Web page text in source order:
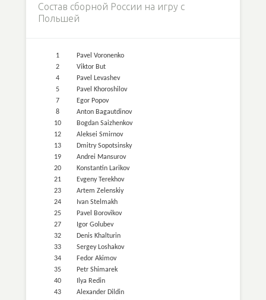
Состав сборной России на игру с
Польшей
1
Pavel Voronenko
2
Viktor But
4
Pavel Levashev
5
Pavel Khoroshilov
7
Egor Popov
8
Anton Bagautdinov
10
Bogdan Saizhenkov
12
Aleksei Smirnov
13
Dmitry Sopotsinsky
19
Andrei Mansurov
20
Konstantin Larikov
21
Evgeny Terekhov
23
Artem Zelenskiy
24
Ivan Stelmakh
25
Pavel Borovikov
27
Igor Golubev
32
Denis Khalturin
33
Sergey Loshakov
34
Fedor Akimov
35
Petr Shimarek
40
Ilya Redin
43
Alexander Dildin